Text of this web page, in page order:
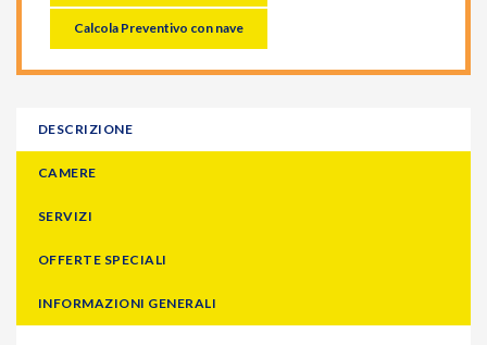
Calcola Preventivo con nave
DESCRIZIONE
CAMERE
SERVIZI
OFFERTE SPECIALI
INFORMAZIONI GENERALI